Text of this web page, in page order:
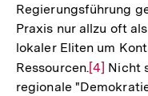
Regierungsführung
Praxis nur allzu oft
lokaler Eliten um
Ressourcen.Zur
[4] Nicht
regionale